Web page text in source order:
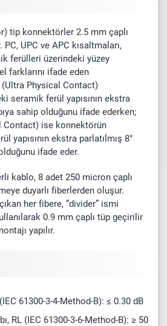
tip konnektörler 2.5 mm çaplı
UPC ve APC kısaltmaları,
ferülleri üzerindeki yüzey
farklarını ifade eden
(Ultra Physical Contact)
seramik ferül yapısının ekstra
sahip olduğunu ifade ederken;
Contact) ise konnektörün
yapısının ekstra parlatılmış 8°
ifade eder.
kablo, 8 adet 250 micron çaplı
duyarlı fiberlerden oluşur.
her fibere, “divider” ismi
0.9 mm çaplı tüp geçirilir
yapılır.
61300-3-4-Method-B): ≤ 0.30 dB
RL (IEC 61300-3-6-Method-B): ≥ 50